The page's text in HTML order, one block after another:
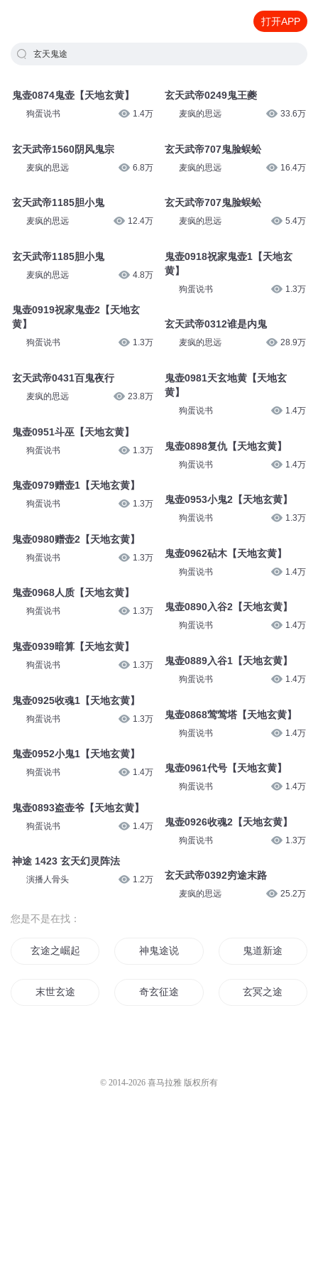
打开APP
玄天鬼途
鬼壶0874鬼壶【天地玄黄】
狗蛋说书 1.4万
玄天武帝1560阴风鬼宗
麦疯的思远 6.8万
玄天武帝1185胆小鬼
麦疯的思远 12.4万
玄天武帝1185胆小鬼
麦疯的思远 4.8万
鬼壶0919祝家鬼壶2【天地玄
黄】
狗蛋说书 1.3万
玄天武帝0431百鬼夜行
麦疯的思远 23.8万
鬼壶0951斗巫【天地玄黄】
狗蛋说书 1.3万
鬼壶0979赠壶1【天地玄黄】
狗蛋说书 1.3万
鬼壶0980赠壶2【天地玄黄】
狗蛋说书 1.3万
鬼壶0968人质【天地玄黄】
狗蛋说书 1.3万
鬼壶0939暗算【天地玄黄】
狗蛋说书 1.3万
鬼壶0925收魂1【天地玄黄】
狗蛋说书 1.3万
鬼壶0952小鬼1【天地玄黄】
狗蛋说书 1.4万
鬼壶0893盗壶爷【天地玄黄】
狗蛋说书 1.4万
神途 1423 玄天幻灵阵法
演播人骨头 1.2万
玄天武帝0249鬼王夔
麦疯的思远 33.6万
玄天武帝707鬼脸蜈蚣
麦疯的思远 16.4万
玄天武帝707鬼脸蜈蚣
麦疯的思远 5.4万
鬼壶0918祝家鬼壶1【天地玄
黄】
狗蛋说书 1.3万
玄天武帝0312谁是内鬼
麦疯的思远 28.9万
鬼壶0981天玄地黄【天地玄
黄】
狗蛋说书 1.4万
鬼壶0898复仇【天地玄黄】
狗蛋说书 1.4万
鬼壶0953小鬼2【天地玄黄】
狗蛋说书 1.3万
鬼壶0962砧木【天地玄黄】
狗蛋说书 1.4万
鬼壶0890入谷2【天地玄黄】
狗蛋说书 1.4万
鬼壶0889入谷1【天地玄黄】
狗蛋说书 1.4万
鬼壶0868莺莺塔【天地玄黄】
狗蛋说书 1.4万
鬼壶0961代号【天地玄黄】
狗蛋说书 1.4万
鬼壶0926收魂2【天地玄黄】
狗蛋说书 1.3万
玄天武帝0392穷途末路
麦疯的思远 25.2万
您是不是在找：
玄途之崛起 神鬼途说 鬼道新途
末世玄途 奇玄征途 玄冥之途
© 2014-2026 喜马拉雅 版权所有